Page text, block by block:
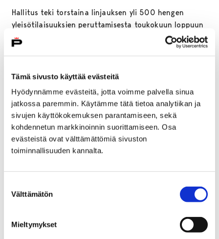
Tämä sivusto käyttää evästeitä
Hyödynnämme evästeitä, jotta voimme palvella sinua
jatkossa paremmin. Käytämme tätä tietoa analytiikan ja
sivujen käyttökokemuksen parantamiseen, sekä
kohdennetun markkinoinnin suorittamiseen. Osa
evästeistä ovat välttämättömiä sivuston
toiminnallisuuden kannalta.
valinta
Välttämätön
Mieltymykset
Hallitus teki torstaina linjauksen yli 500 hengen
yleisötilaisuuksien peruttamisesta toukokuun loppuun
saakka. Seuraamme aktiivisesti tilannetta ja
tiedotamme loppukauden konserttijärjestelyistä
pori.fi/sinfonietta ja Facebook-sivullamme.
The Lord of the Rings -konserttiin ostetut liput on
mahdollista vaihtaa Pori Sinfoniettan lahjakorttiin
Visit Porissa tai
palauttaa Ticketmasteriin lippukaupan omien
palautusehtojen mukaisesti. Lipunhinta korvataan
ilman toimituskuluja.Ticketmasterin ohjeet lipun
Päivitys uutiseen 13.3.2020: